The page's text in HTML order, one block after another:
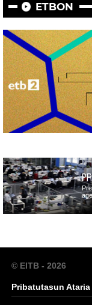
ETBON
© EITB - 2026
Pribatutasun Ataria